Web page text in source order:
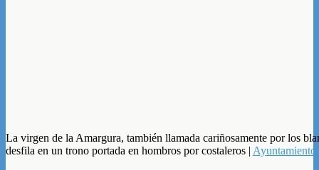
La virgen de la Amargura, también llamada cariñosamente por los
desfila en un trono portada en hombros por costaleros | Ayuntamiento